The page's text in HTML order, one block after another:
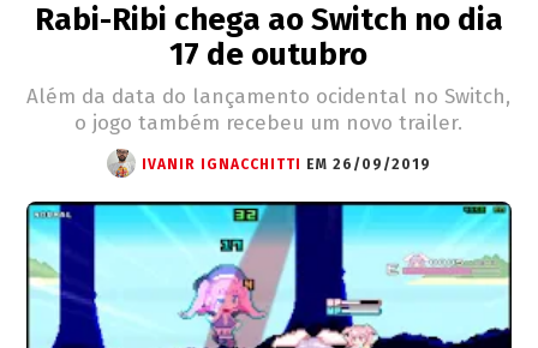
Rabi-Ribi chega ao Switch no dia
17 de outubro
Além da data do lançamento ocidental no Switch,
o jogo também recebeu um novo trailer.
IVANIR IGNACCHITTI EM 26/09/2019